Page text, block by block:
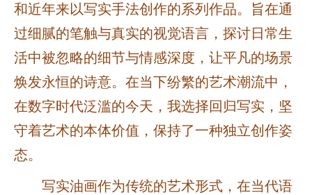
和近年来以写实手法创作的系列作品。旨在通
过细腻的笔触与真实的视觉语言，探讨日常生
活中被忽略的细节与情感深度，让平凡的场景
焕发永恒的诗意。在当下纷繁的艺术潮流中，
在数字时代泛滥的今天，我选择回归写实，坚
守着艺术的本体价值，保持了一种独立创作姿
态。
写实油画作为传统的艺术形式，在当代语